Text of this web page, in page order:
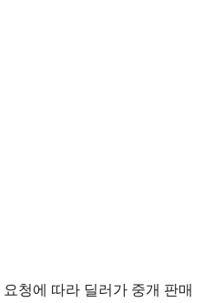
청에 따라 딜러가 중개 판매